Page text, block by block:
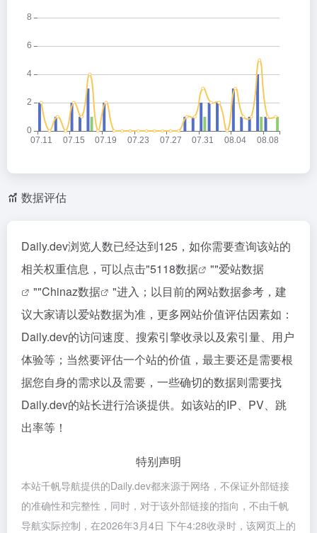
数据评估
Daily.dev浏览人数已经达到125，如你需要查询该站的
相关权重信息，可以点击"5118数据 ""爱站数据
""Chinaz数据
"进入；以目前的网站数据参考，建
议大家请以爱站数据为准，更多网站价值评估因素如：
Daily.dev的访问速度、搜索引擎收录以及索引量、用户
体验等；当然要评估一个站的价值，最主要还是需要根
据您自身的需求以及需要，一些确切的数据则需要找
Daily.dev的站长进行洽谈提供。如该站的IP、PV、跳
出率等！
特别声明
本站千帆导航提供的Daily.dev都来源于网络，不保证外部链接
的准确性和完整性，同时，对于该外部链接的指向，不由千帆
导航实际控制，在2026年3月4日 下午4:28收录时，该网页上的